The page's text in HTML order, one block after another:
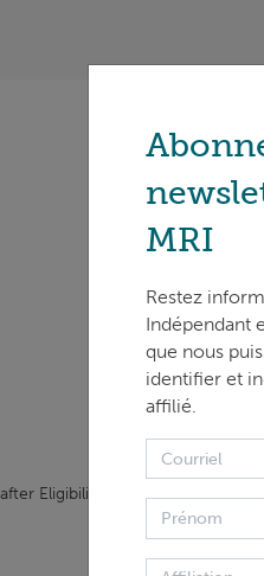
Eligibility
MRI
Restez
Indépendant
que nous
identifier et
affilié.